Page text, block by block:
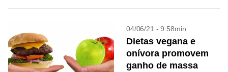
04/06/21 - 9:58min
Dietas vegana e
onívora promovem
ganho de massa